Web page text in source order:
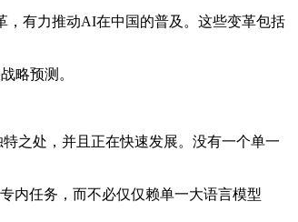
有力推动AI在中国的普及。这些变革包括
略预测。
之处，并且正在快速发展。没有一个单一
内任务，而不必仅仅赖单一大语言模型